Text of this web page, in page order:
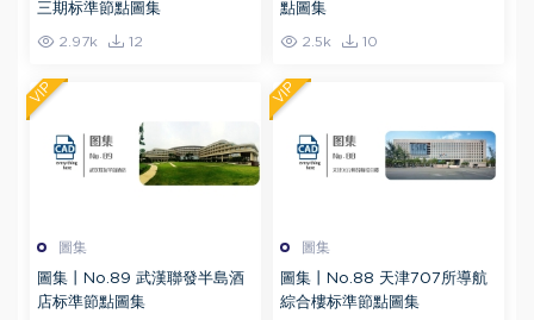
三期标準節點圖集
2.97k 12
點圖集
2.5k 10
圖集
圖集丨No.89 武漢聯發半島酒
店标準節點圖集
VIP
圖集
圖集丨No.88 天津707所導航
綜合樓标準節點圖集
VIP